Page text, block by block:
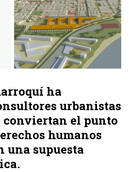
ha
urbanistas
conviertan el punto
humanos
una supuesta